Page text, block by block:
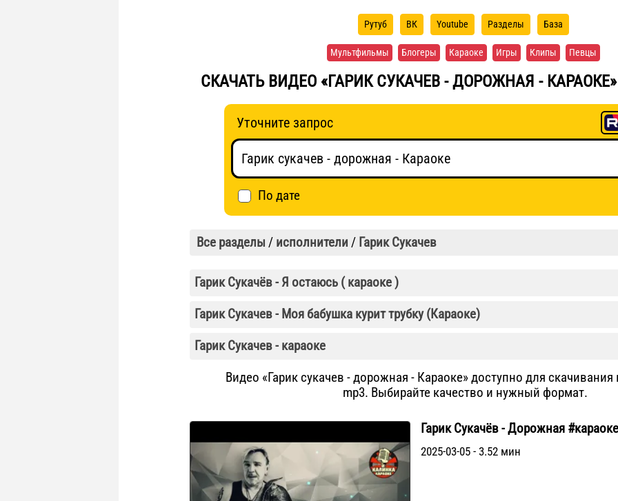
Рутуб ВК Youtube Разделы База
Мультфильмы Блогеры Караоке Игры Клипы Певцы
СКАЧАТЬ ВИДЕО «ГАРИК СУКАЧЕВ - ДОРОЖНАЯ -
Уточните запрос
По дате
Все разделы / исполнители / Гарик Сукачев
Гарик Сукачёв - Я остаюсь ( караоке )
Гарик Сукачев - Моя бабушка курит трубку (Караоке)
Гарик Сукачев - караоке
Видео «Гарик сукачев - дорожная - Караоке» доступно для скачивания
mp3. Выбирайте качество и нужный формат.
Гарик Сукачёв - Дорожная #караоке
2025-03-05 - 3.52 мин